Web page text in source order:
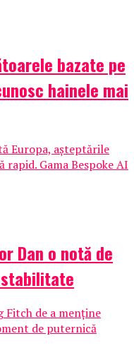
bazate pe
hainele mai
Europa, așteptările
rapid. Gama Bespoke AI
Dan o notă de
Fitch de a menține
de puternică